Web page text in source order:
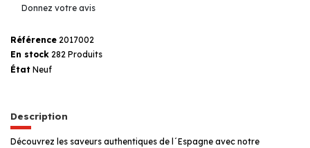
Donnez votre avis
Référence 2017002
En stock 282 Produits
État Neuf
Description
Découvrez les saveurs authentiques de l´Espagne avec notre